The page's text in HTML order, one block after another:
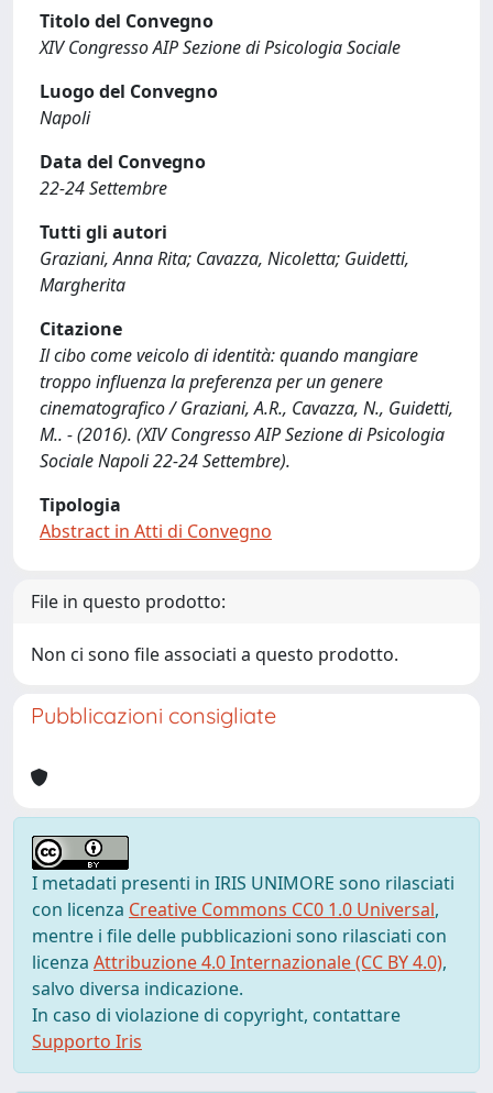
Titolo del Convegno
XIV Congresso AIP Sezione di Psicologia Sociale
Luogo del Convegno
Napoli
Data del Convegno
22-24 Settembre
Tutti gli autori
Graziani, Anna Rita; Cavazza, Nicoletta; Guidetti,
Margherita
Citazione
Il cibo come veicolo di identità: quando mangiare
troppo influenza la preferenza per un genere
cinematografico / Graziani, A.R., Cavazza, N., Guidetti,
M.. - (2016). (XIV Congresso AIP Sezione di Psicologia
Sociale Napoli 22-24 Settembre).
Tipologia
Abstract in Atti di Convegno
File in questo prodotto:
Non ci sono file associati a questo prodotto.
Pubblicazioni consigliate
I metadati presenti in IRIS UNIMORE sono rilasciati
con licenza Creative Commons CC0 1.0 Universal,
mentre i file delle pubblicazioni sono rilasciati con
licenza Attribuzione 4.0 Internazionale (CC BY 4.0),
salvo diversa indicazione.
In caso di violazione di copyright, contattare
Supporto Iris